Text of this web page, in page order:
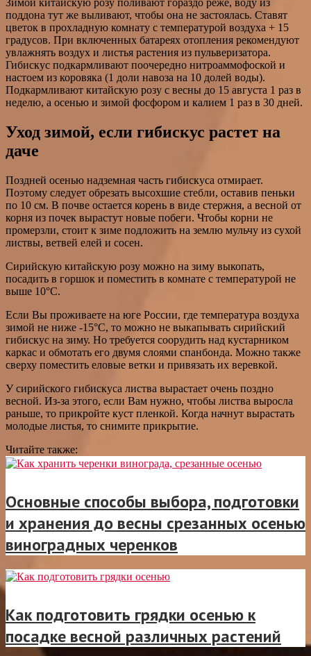
Зимой китайскую розу поливают гораздо реже, воду из
поддона тут же выливают, чтобы она не застоялась. Ставят
цветок в прохладную комнату с температурой воздуха + 15
градусов. При включенных батареях отопления рекомендуют
увлажнять воздух и листья растения из пульверизатора.
Гибискус подкармливают поочередно нитроаммофоской и
настоем из коровяка (1 доли навоза на 10 долей воды).
Подкармливают китайскую розу с весны до 15 августа 1 раз в
неделю, а осенью и зимой фосфором и калием 1 раз в 30 дней.
Уход зимой, если гибискус растет на
даче
Поздней осенью надземная часть гибискуса отмирает.
Поэтому следует обрезать высохшие стебли, оставив пеньки
по 10 см. В почве остается корень в виде стержня, а весной от
корня из почек вырастут новые побеги. Чтобы корни не
промерзли, стоит к зиме подложить на землю мульчу из сухой
листвы, ветвей елей и сосен.
Сирийскую китайскую розу можно на зиму выкопать,
посадить в горшок и поместить в комнате с температурой не
выше 10°С.
Если Вы проживаете на юге России, где температура воздуха
зимой не ниже -15°С, то можно не выкапывать сирийский
гибискус на зиму. Но требуется соорудить над кустарником
каркас и обмотать его двумя слоями спанбонда. Можно также
сверху поместить еловые ветки и привязать их веревкой.
У сирийского гибискуса листва вырастает очень поздно
весной. Из-за этого, если Вам нужно, чтобы листва выросла
раньше, то прикройте куст пленкой. Когда начнут вырастать
молодые листья, то снимите прикрытие.
Читайте также:
Основные способы выбора, подготовки
и хранения до весны срезанных осенью
виноградных черенков
Как подготовить грядки осенью к
посадке весной различных растений